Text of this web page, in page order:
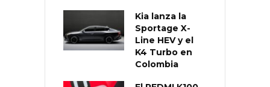
Kia lanza la
Sportage X-
Line HEV y el
K4 Turbo en
Colombia